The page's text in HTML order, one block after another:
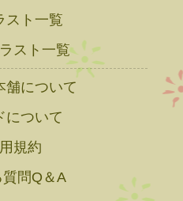
スト一覧
スト一覧
舗について
について
規約
質問Q＆A